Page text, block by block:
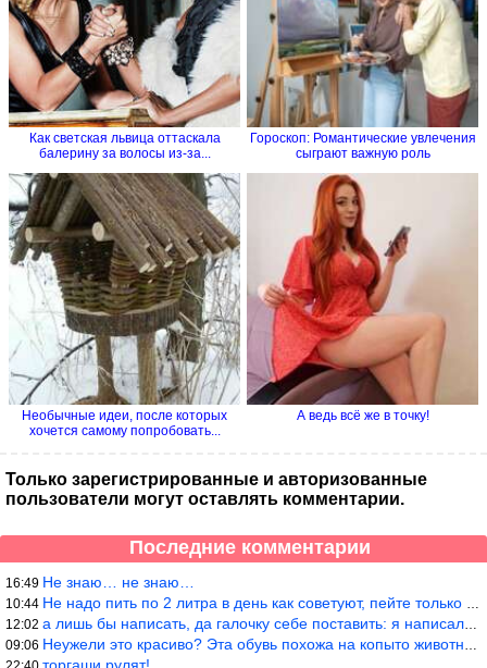
Как светская львица оттаскала
балерину за волосы из-за...
Гороскоп: Романтические увлечения
сыграют важную роль
Необычные идеи, после которых
хочется самому попробовать...
А ведь всё же в точку!
Только зарегистрированные и авторизованные
пользователи могут оставлять комментарии.
Последние комментарии
16:49 Не знаю… не знаю…
10:44 Не надо пить по 2 литра в день как советуют, пейте только когда
12:02 а лишь бы написать, да галочку себе поставить: я написала статью
09:06 Неужели это красиво? Эта обувь похожа на копыто животного, не хв